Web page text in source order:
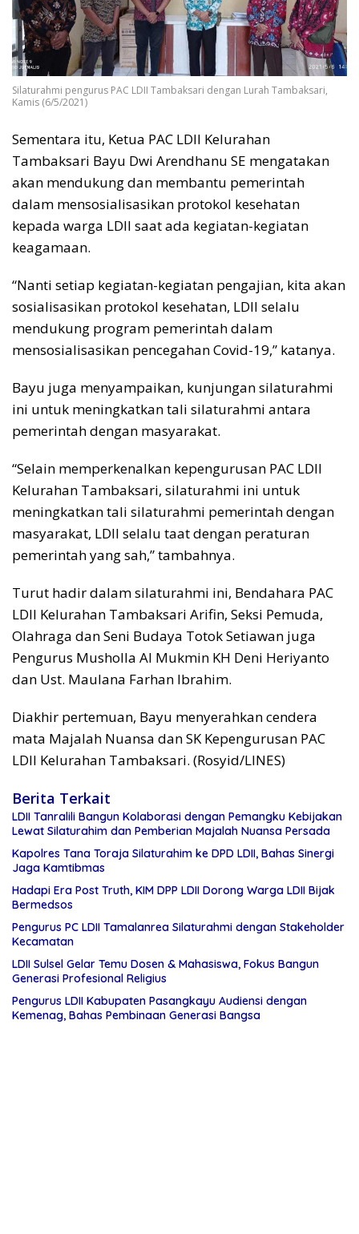
Silaturahmi pengurus PAC LDII Tambaksari dengan Lurah Tambaksari,
Kamis (6/5/2021)
Sementara itu, Ketua PAC LDII Kelurahan
Tambaksari Bayu Dwi Arendhanu SE mengatakan
akan mendukung dan membantu pemerintah
dalam mensosialisasikan protokol kesehatan
kepada warga LDII saat ada kegiatan-kegiatan
keagamaan.
“Nanti setiap kegiatan-kegiatan pengajian, kita akan
sosialisasikan protokol kesehatan, LDII selalu
mendukung program pemerintah dalam
mensosialisasikan pencegahan Covid-19,” katanya.
Bayu juga menyampaikan, kunjungan silaturahmi
ini untuk meningkatkan tali silaturahmi antara
pemerintah dengan masyarakat.
“Selain memperkenalkan kepengurusan PAC LDII
Kelurahan Tambaksari, silaturahmi ini untuk
meningkatkan tali silaturahmi pemerintah dengan
masyarakat, LDII selalu taat dengan peraturan
pemerintah yang sah,” tambahnya.
Turut hadir dalam silaturahmi ini, Bendahara PAC
LDII Kelurahan Tambaksari Arifin, Seksi Pemuda,
Olahraga dan Seni Budaya Totok Setiawan juga
Pengurus Musholla Al Mukmin KH Deni Heriyanto
dan Ust. Maulana Farhan Ibrahim.
Diakhir pertemuan, Bayu menyerahkan cendera
mata Majalah Nuansa dan SK Kepengurusan PAC
LDII Kelurahan Tambaksari. (Rosyid/LINES)
Berita Terkait
LDII Tanralili Bangun Kolaborasi dengan Pemangku Kebijakan
Lewat Silaturahim dan Pemberian Majalah Nuansa Persada
Kapolres Tana Toraja Silaturahim ke DPD LDII, Bahas Sinergi
Jaga Kamtibmas
Hadapi Era Post Truth, KIM DPP LDII Dorong Warga LDII Bijak
Bermedsos
Pengurus PC LDII Tamalanrea Silaturahmi dengan Stakeholder
Kecamatan
LDII Sulsel Gelar Temu Dosen & Mahasiswa, Fokus Bangun
Generasi Profesional Religius
Pengurus LDII Kabupaten Pasangkayu Audiensi dengan
Kemenag, Bahas Pembinaan Generasi Bangsa